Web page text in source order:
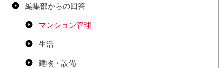
編集部からの回答
マンション管理
生活
建物・設備